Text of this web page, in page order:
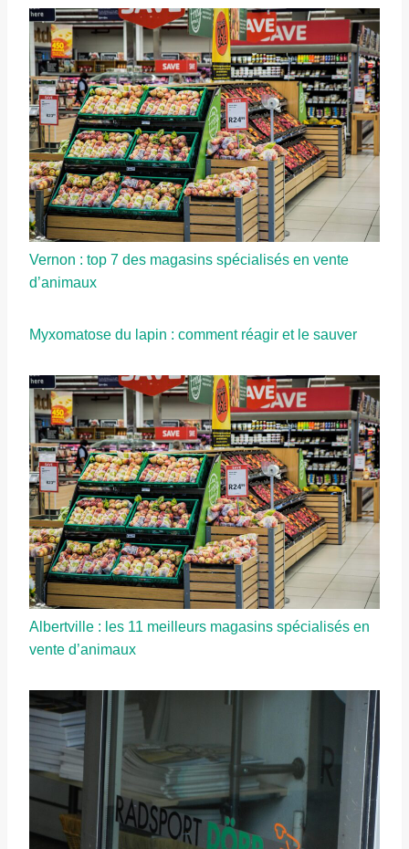
Vernon : top 7 des magasins spécialisés en vente
d’animaux
Myxomatose du lapin : comment réagir et le sauver
Albertville : les 11 meilleurs magasins spécialisés en
vente d’animaux